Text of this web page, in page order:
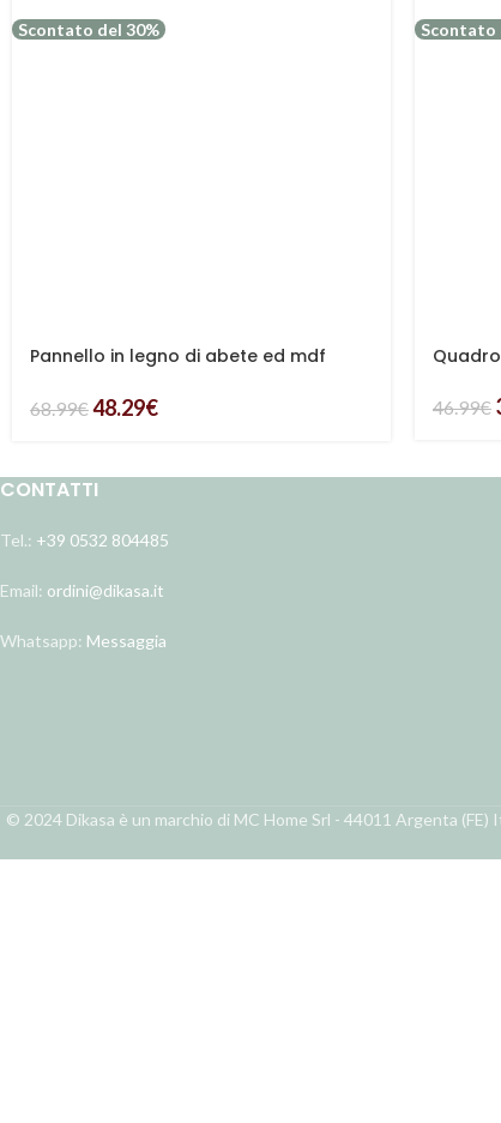
Scontato del 30%
Pannello in legno di abete ed mdf
68.99€48.29€
Scontato
46.99€
CONTATTI
Tel.: +39 0532 804485
Email: ordini@dikasa.it
Whatsapp: Messaggia
© 2024 Dikasa è un marchio di MC Home Srl - 44011 Argenta